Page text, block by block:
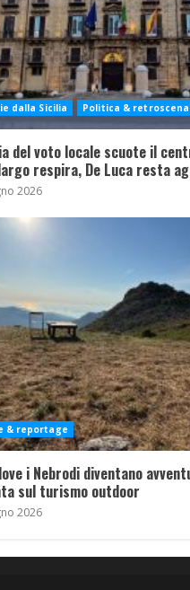
dalla Sicilia Politica & retroscena
del voto locale scuote il
respira, De Luca resta
2026
& reportage
i Nebrodi diventano
sul turismo outdoor
2026